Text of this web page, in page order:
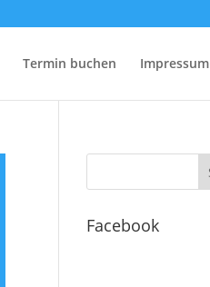
Termin buchen Impressum
Facebook